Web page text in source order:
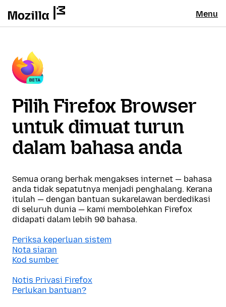
Menu
Pilih Firefox Browser
untuk dimuat turun
dalam bahasa anda
Semua orang berhak mengakses internet — bahasa
anda tidak sepatutnya menjadi penghalang. Kerana
itulah — dengan bantuan sukarelawan berdedikasi
di seluruh dunia — kami membolehkan Firefox
didapati dalam lebih 90 bahasa.
Periksa keperluan sistem
Nota siaran
Kod sumber
Notis Privasi Firefox
Perlukan bantuan?